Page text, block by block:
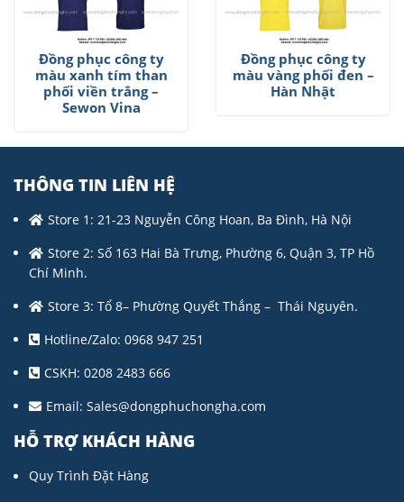
Đồng phục công ty
màu xanh tím than
phối viền trắng –
Sewon Vina
Đồng phục công ty
màu vàng phối đen –
Hàn Nhật
THÔNG TIN LIÊN HỆ
Store 1: 21-23 Nguyễn Công Hoan, Ba Đình, Hà Nội
Store 2: Số 163 Hai Bà Trưng, Phường 6, Quận 3, TP Hồ
Chí Minh.
Store 3: Tổ 8– Phường Quyết Thắng – Thái Nguyên.
Hotline/Zalo: 0968 947 251
CSKH: 0208 2483 666
Email: Sales@dongphuchongha.com
HỖ TRỢ KHÁCH HÀNG
Quy Trình Đặt Hàng